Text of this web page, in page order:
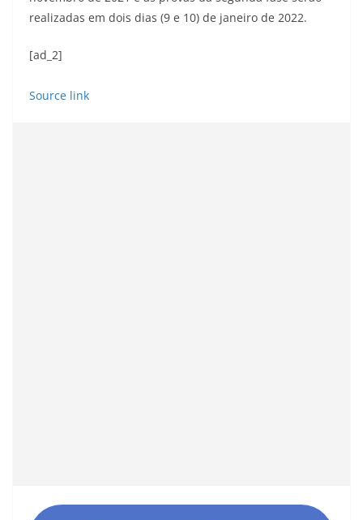
realizadas em dois dias (9 e 10) de janeiro de 2022.
[ad_2]
Source link